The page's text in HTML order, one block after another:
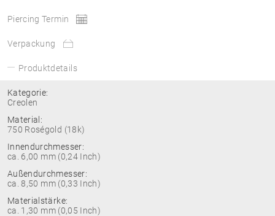
Piercing Termin
Verpackung
Produktdetails
Kategorie:
Creolen
Material:
750 Roségold (18k)
Innendurchmesser:
ca. 6,00 mm (0,24 Inch)
Außendurchmesser:
ca. 8,50 mm (0,33 Inch)
Materialstärke:
ca. 1,30 mm (0,05 Inch)